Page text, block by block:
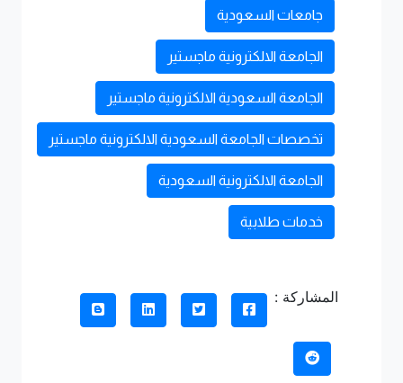
جامعات السعودية
الجامعة الالكترونية ماجستير
الجامعة السعودية الالكترونية ماجستير
تخصصات الجامعة السعودية الالكترونية ماجستير
الجامعة الالكترونية السعودية
خدمات طلابية
المشاركة :